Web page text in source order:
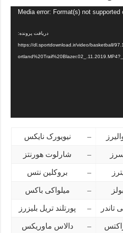
Media error: Format(s) not supported
دریافت پرونده:
https://dl.sportdownload.ir/video/basketball/
– نیویورک نایکس
– شارلوت هورنتز
– بروکلین نتس
– میلواکی باکس
تاندر – پورتلند تریل بلیزرز
– دالاس ماوریکس